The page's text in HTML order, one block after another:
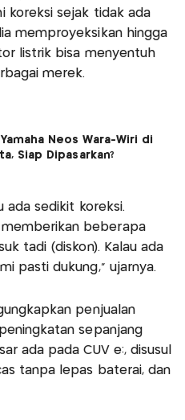
koreksi sejak tidak ada
memproyeksikan hingga
listrik bisa menyentuh
merek.
Neos Wara-Wiri di
Siap Dipasarkan?
ada sedikit koreksi.
memberikan beberapa
tadi (diskon). Kalau ada
pasti dukung," ujarnya.
penjualan
sepanjang
ada pada CUV e:, disusul
tanpa lepas baterai, dan